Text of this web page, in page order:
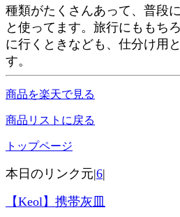
種類がたくさんあって、普段
と使ってます。旅行にももち
に行くときなども、仕分け用
す。
商品を楽天で見る
商品リストに戻る
トップページ
本日のリンク元|6|
【Keol】携帯灰皿